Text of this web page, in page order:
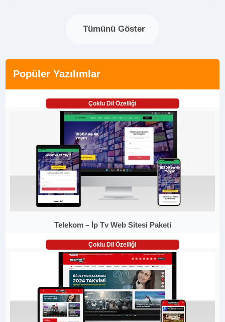
Tümünü Göster
Popüler Yazılımlar
Çoklu Dil Özelliği
Telekom – İp Tv Web Sitesi Paketi
Çoklu Dil Özelliği